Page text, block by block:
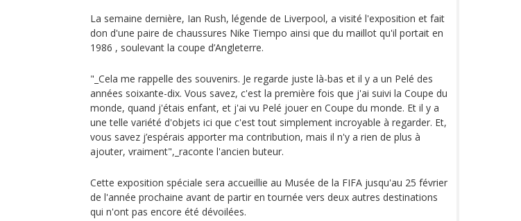
La semaine dernière, Ian Rush, légende de Liverpool, a visité l'exposition et fait
don d'une paire de chaussures Nike Tiempo ainsi que du maillot qu'il portait en
1986 , soulevant la coupe d’Angleterre.
"_Cela me rappelle des souvenirs. Je regarde juste là-bas et il y a un Pelé des
années soixante-dix. Vous savez, c'est la première fois que j'ai suivi la Coupe du
monde, quand j'étais enfant, et j'ai vu Pelé jouer en Coupe du monde. Et il y a
une telle variété d'objets ici que c'est tout simplement incroyable à regarder. Et,
vous savez j’espérais apporter ma contribution, mais il n'y a rien de plus à
ajouter, vraiment",_raconte l'ancien buteur.
Cette exposition spéciale sera accueillie au Musée de la FIFA jusqu'au 25 février
de l'année prochaine avant de partir en tournée vers deux autres destinations
qui n'ont pas encore été dévoilées.